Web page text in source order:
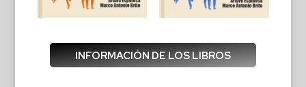
INFORMACIÓN DE LOS LIBROS